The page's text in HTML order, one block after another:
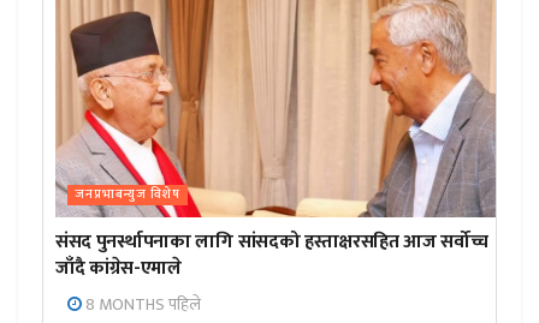
जनप्रभाबन्युज विशेष
संसद पुनर्स्थापनाका लागि सांसदको हस्ताक्षरसहित आज सर्वोच्च
जाँदै कांग्रेस-एमाले
8 MONTHS पहिले